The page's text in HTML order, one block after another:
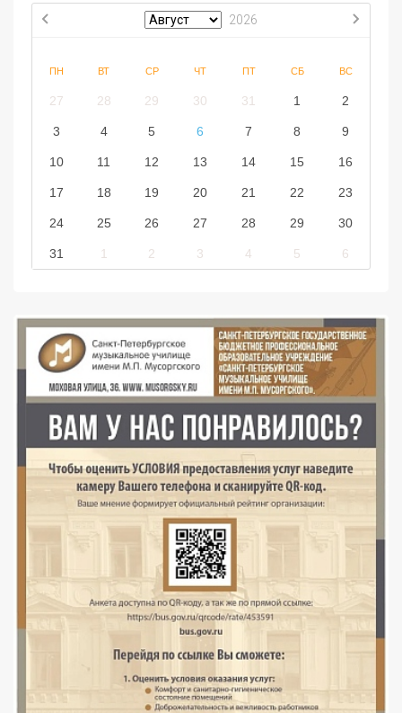
2026
ПН ВТ СР ЧТ ПТ СБ ВС
27 28 29 30 31 1 2
3 4 5 6 7 8 9
10 11 12 13 14 15 16
17 18 19 20 21 22 23
24 25 26 27 28 29 30
31 1 2 3 4 5 6